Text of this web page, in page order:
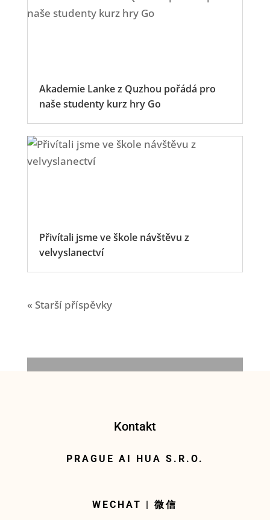
Akademie Lanke z Quzhou pořádá pro
naše studenty kurz hry Go
Přivítali jsme ve škole návštěvu z
velvyslanectví
« Starší příspěvky
Kontakt
PRAGUE AI HUA S.R.O.
WECHAT |微信